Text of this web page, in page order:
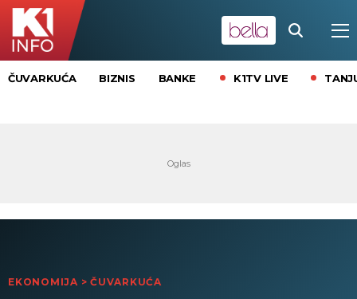
ČUVARKUĆA BIZNIS BANKE K1TV LIVE
EKONOMIJA > ČUVARKUĆA